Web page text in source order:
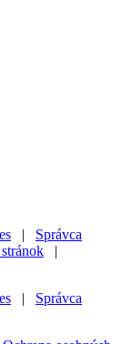
| Správca
|
| Správca